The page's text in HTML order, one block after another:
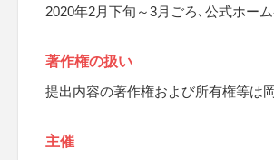
2020年2月下旬～3月ごろ､公式ホー
著作権の扱い
提出内容の著作権および所有権等は
主催